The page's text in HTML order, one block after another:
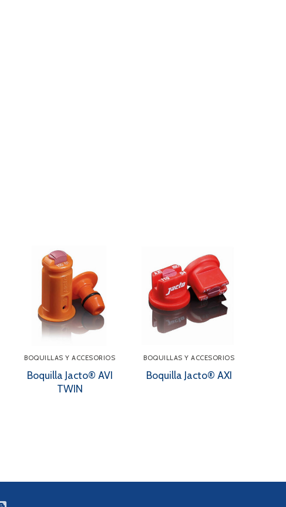
BOQUILLAS Y ACCESORIOS
Boquilla Jacto® AVI
TWIN
BOQUILLAS Y ACCESORIOS
Boquilla Jacto® AXI